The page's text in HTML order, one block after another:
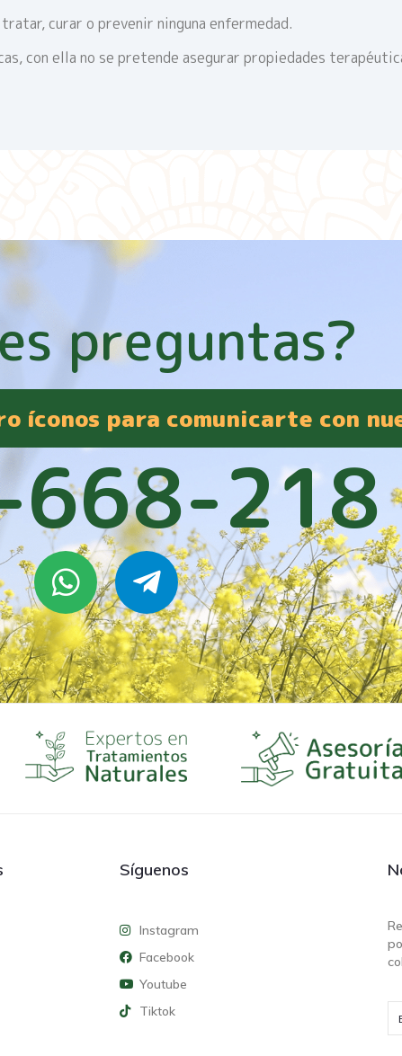
curar o prevenir ninguna enfermedad.
con ella no se pretende asegurar propiedades
preguntas?
íconos para comunicarte con
218
Síguenos
Instagram
Facebook
Youtube
Tiktok